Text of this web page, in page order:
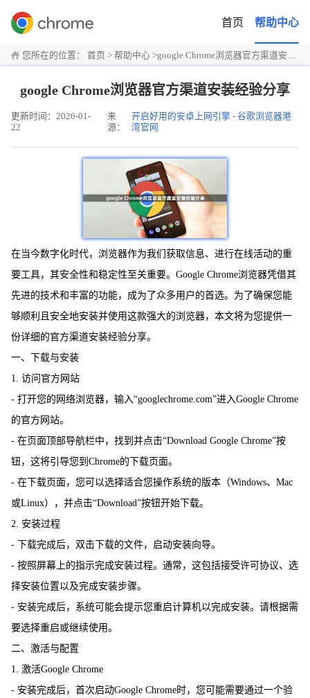
首页 帮助中心
您所在的位置： 首页 > 帮助中心 >google Chrome浏览器官方渠道安装经验分享
google Chrome浏览器官方渠道安装经验分享
更新时间：2026-01-
22
来
源：
开启好用的安卓上网引擎 - 谷歌浏览器港
湾官网
在当今数字化时代，浏览器作为我们获取信息、进行在线活动的重
要工具，其安全性和稳定性至关重要。Google Chrome浏览器凭借其
先进的技术和丰富的功能，成为了众多用户的首选。为了确保您能
够顺利且安全地安装并使用这款强大的浏览器，本文将为您提供一
份详细的官方渠道安装经验分享。
一、下载与安装
1. 访问官方网站
- 打开您的网络浏览器，输入“googlechrome.com”进入Google Chrome
的官方网站。
- 在页面顶部导航栏中，找到并点击“Download Google Chrome”按
钮，这将引导您到Chrome的下载页面。
- 在下载页面，您可以选择适合您操作系统的版本（Windows、Mac
或Linux），并点击“Download”按钮开始下载。
2. 安装过程
- 下载完成后，双击下载的文件，启动安装向导。
- 按照屏幕上的指示完成安装过程。通常，这包括接受许可协议、选
择安装位置以及完成安装步骤。
- 安装完成后，系统可能会提示您重启计算机以完成安装。请根据需
要选择重启或继续使用。
二、激活与配置
1. 激活Google Chrome
- 安装完成后，首次启动Google Chrome时，您可能需要通过一个验